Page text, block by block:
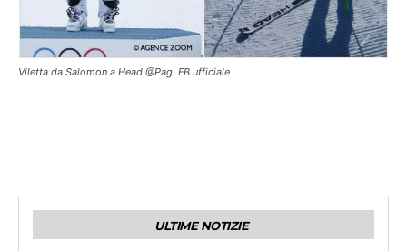
Viletta da Salomon a Head @Pag. FB ufficiale
ULTIME NOTIZIE